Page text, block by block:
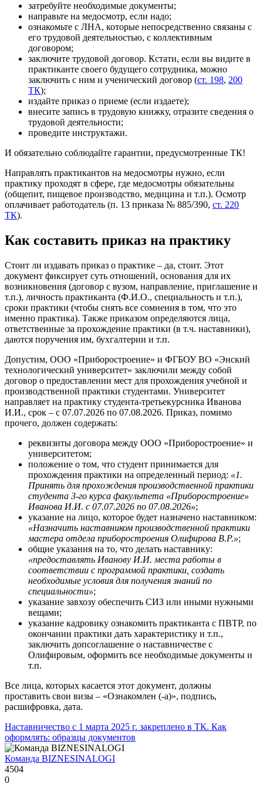
затребуйте необходимые документы;
направьте на медосмотр, если надо;
ознакомьте с ЛНА, которые непосредственно связаны с
его трудовой деятельностью, с коллективным
договором;
заключите трудовой договор. Кстати, если вы видите в
практиканте своего будущего сотрудника, можно
заключить с ним и ученический договор (ст. 198, 200
ТК);
издайте приказ о приеме (если издаете);
внесите запись в трудовую книжку, отразите сведения о
трудовой деятельности;
проведите инструктажи.
И обязательно соблюдайте гарантии, предусмотренные ТК!
Направлять практикантов на медосмотры нужно, если
практику проходят в сфере, где медосмотры обязательны
(общепит, пищевое производство, медицина и т.п.). Осмотр
оплачивает работодатель (п. 13 приказа № 885/390, ст. 220
ТК).
Как составить приказ на практику
Стоит ли издавать приказ о практике – да, стоит. Этот
документ фиксирует суть отношений, основания для их
возникновения (договор с вузом, направление, приглашение и
т.п.), личность практиканта (Ф.И.О., специальность и т.п.),
сроки практики (чтобы снять все сомнения в том, что это
именно практика). Также приказом определяются лица,
ответственные за прохождение практики (в т.ч. наставники),
даются поручения им, бухгалтерии и т.п.
Допустим, ООО «Приборостроение» и ФГБОУ ВО «Энский
технологический университет» заключили между собой
договор о предоставлении мест для прохождения учебной и
производственной практики студентами. Университет
направляет на практику студента-третьекурсника Иванова
И.И., срок – с 07.07.2026 по 07.08.2026. Приказ, помимо
прочего, должен содержать:
реквизиты договора между ООО «Приборостроение» и
университетом;
положение о том, что студент принимается для
прохождения практики на определенный период: «1.
Принять для прохождения производственной практики
студента 3-го курса факультета «Приборостроение»
Иванова И.И. с 07.07.2026 по 07.08.2026»;
указание на лицо, которое будет назначено наставником:
«Назначить наставником производственной практики
мастера отдела приборостроения Олифирова В.Р.»;
общие указания на то, что делать наставнику:
«предоставлять Иванову И.И. места работы в
соответствии с программой практики, создать
необходимые условия для получения знаний по
специальности»;
указание завхозу обеспечить СИЗ или иными нужными
вещами;
указание кадровику ознакомить практиканта с ПВТР, по
окончании практики дать характеристику и т.п.,
заключить допсоглашение о наставничестве с
Олифировым, оформить все необходимые документы и
т.п.
Все лица, которых касается этот документ, должны
проставить свои визы – «Ознакомлен (-а)», подпись,
расшифровка, дата.
Наставничество с 1 марта 2025 г. закреплено в ТК. Как
оформлять: образцы документов
Команда BIZNESINALOGI
4504
0